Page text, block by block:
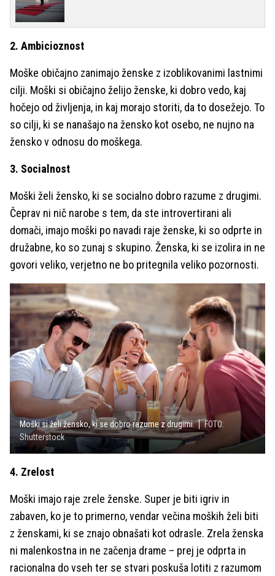
2. Ambicioznost
Moške običajno zanimajo ženske z izoblikovanimi lastnimi
cilji. Moški si običajno želijo ženske, ki dobro vedo, kaj
hočejo od življenja, in kaj morajo storiti, da to dosežejo. To
so cilji, ki se nanašajo na žensko kot osebo, ne nujno na
žensko v odnosu do moškega.
3. Socialnost
Moški želi žensko, ki se socialno dobro razume z drugimi.
Čeprav ni nič narobe s tem, da ste introvertirani ali
domači, imajo moški po navadi raje ženske, ki so odprte in
družabne, ko so zunaj s skupino. Ženska, ki se izolira in ne
govori veliko, verjetno ne bo pritegnila veliko pozornosti.
Moški si želi žensko, ki se dobro razume z drugimi.
FOTO:
Shutterstock
4. Zrelost
Moški imajo raje zrele ženske. Super je biti igriv in
zabaven, ko je to primerno, vendar večina moških želi biti
z ženskami, ki se znajo obnašati kot odrasle. Zrela ženska
ni malenkostna in ne začenja drame – prej je odprta in
racionalna do vseh ter se stvari poskuša lotiti z razumom